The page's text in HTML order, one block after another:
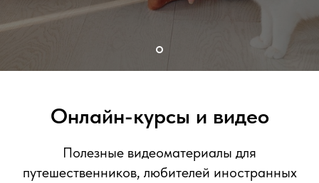
Онлайн-курсы и видео
Полезные видеоматериалы для
путешественников, любителей иностранных